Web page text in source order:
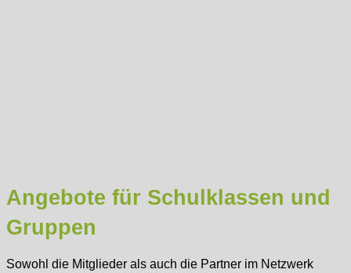
Angebote für Schulklassen und
Gruppen
Sowohl die Mitglieder als auch die Partner im Netzwerk